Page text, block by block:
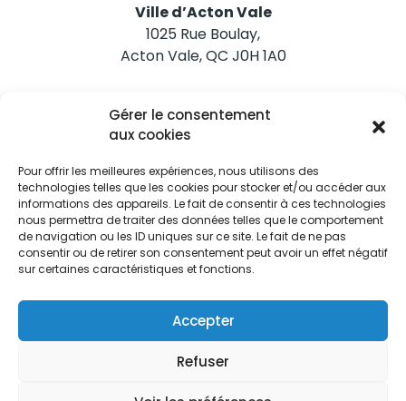
Gérer le consentement
aux cookies
Pour offrir les meilleures expériences, nous utilisons des
technologies telles que les cookies pour stocker et/ou accéder aux
informations des appareils. Le fait de consentir à ces technologies
nous permettra de traiter des données telles que le comportement
de navigation ou les ID uniques sur ce site. Le fait de ne pas
consentir ou de retirer son consentement peut avoir un effet négatif
sur certaines caractéristiques et fonctions.
Accepter
Refuser
Ville d’Acton Vale
1025 Rue Boulay,
Acton Vale, QC J0H 1A0
Nous joindre
Tél. 450 546-2703
Restez informés
Abonnez-vous aux alertes municipales
Je m'abonne